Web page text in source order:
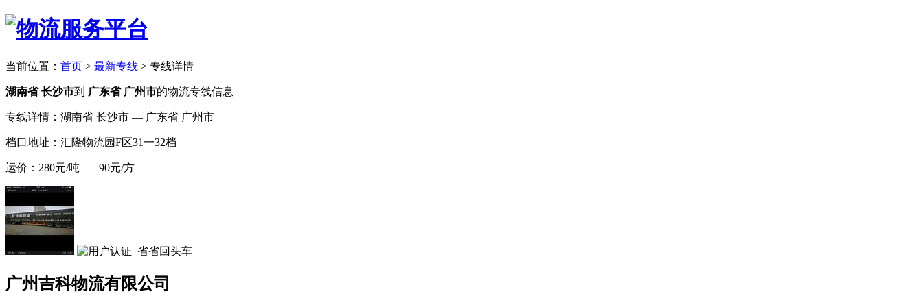
当前位置： 首页 > 最新专线 > 专线详情
湖南省 长沙市到 广东省 广州市的物流专线信息
专线详情：湖南省 长沙市 — 广东省 广州市
档口地址：汇隆物流园F区31一32档
运价：280元/吨 90元/方
广州吉科物流有限公司